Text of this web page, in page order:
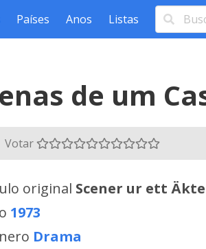
Países Anos Listas
de um
Votar
original Scener ur ett
1973
Drama